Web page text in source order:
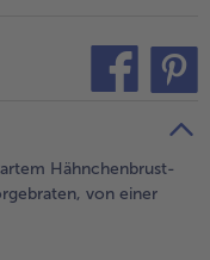
Hähnchenbrust-
von einer